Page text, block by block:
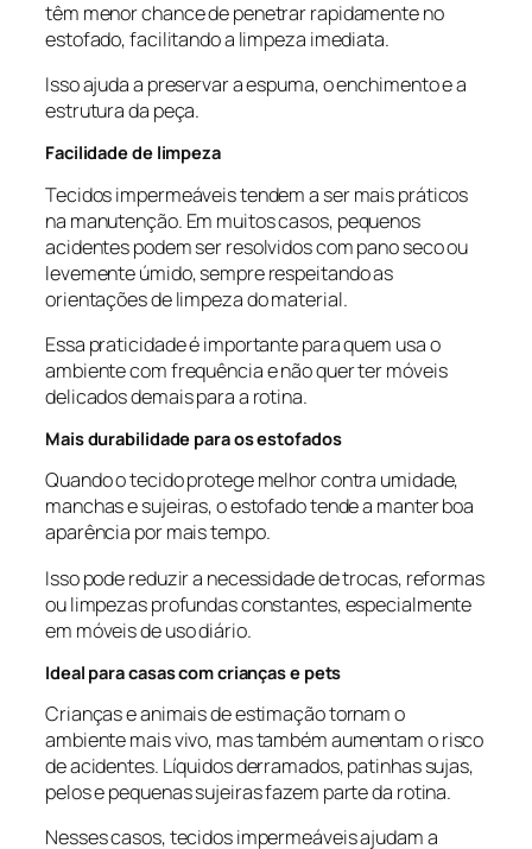
têm menor chance de penetrar rapidamente no
estofado, facilitando a limpeza imediata.
Isso ajuda a preservar a espuma, o enchimento e a
estrutura da peça.
Facilidade de limpeza
Tecidos impermeáveis tendem a ser mais práticos
na manutenção. Em muitos casos, pequenos
acidentes podem ser resolvidos com pano seco ou
levemente úmido, sempre respeitando as
orientações de limpeza do material.
Essa praticidade é importante para quem usa o
ambiente com frequência e não quer ter móveis
delicados demais para a rotina.
Mais durabilidade para os estofados
Quando o tecido protege melhor contra umidade,
manchas e sujeiras, o estofado tende a manter boa
aparência por mais tempo.
Isso pode reduzir a necessidade de trocas, reformas
ou limpezas profundas constantes, especialmente
em móveis de uso diário.
Ideal para casas com crianças e pets
Crianças e animais de estimação tornam o
ambiente mais vivo, mas também aumentam o risco
de acidentes. Líquidos derramados, patinhas sujas,
pelos e pequenas sujeiras fazem parte da rotina.
Nesses casos, tecidos impermeáveis ajudam a